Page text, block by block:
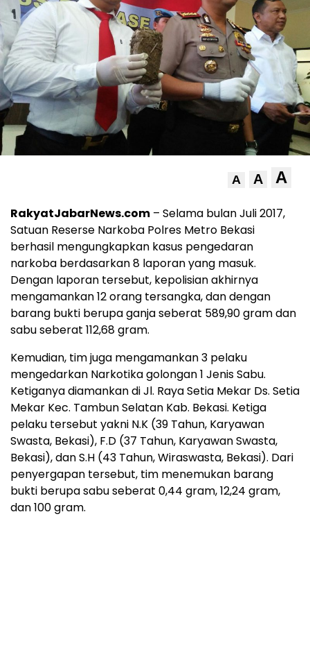
A A A
RakyatJabarNews.com – Selama bulan Juli 2017,
Satuan Reserse Narkoba Polres Metro Bekasi
berhasil mengungkapkan kasus pengedaran
narkoba berdasarkan 8 laporan yang masuk.
Dengan laporan tersebut, kepolisian akhirnya
mengamankan 12 orang tersangka, dan dengan
barang bukti berupa ganja seberat 589,90 gram dan
sabu seberat 112,68 gram.
Kemudian, tim juga mengamankan 3 pelaku
mengedarkan Narkotika golongan 1 Jenis Sabu.
Ketiganya diamankan di Jl. Raya Setia Mekar Ds. Setia
Mekar Kec. Tambun Selatan Kab. Bekasi. Ketiga
pelaku tersebut yakni N.K (39 Tahun, Karyawan
Swasta, Bekasi), F.D (37 Tahun, Karyawan Swasta,
Bekasi), dan S.H (43 Tahun, Wiraswasta, Bekasi). Dari
penyergapan tersebut, tim menemukan barang
bukti berupa sabu seberat 0,44 gram, 12,24 gram,
dan 100 gram.